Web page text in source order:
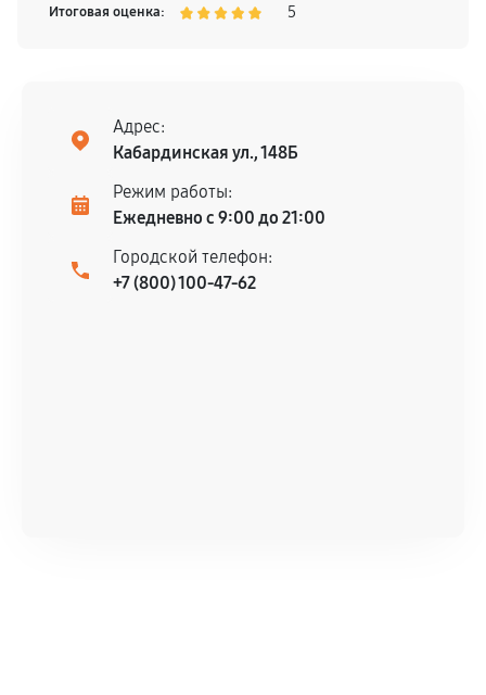
Итоговая оценка: 5
Адрес:
Кабардинская ул., 148Б
Режим работы:
Ежедневно с 9:00 до 21:00
Городской телефон:
+7 (800) 100-47-62